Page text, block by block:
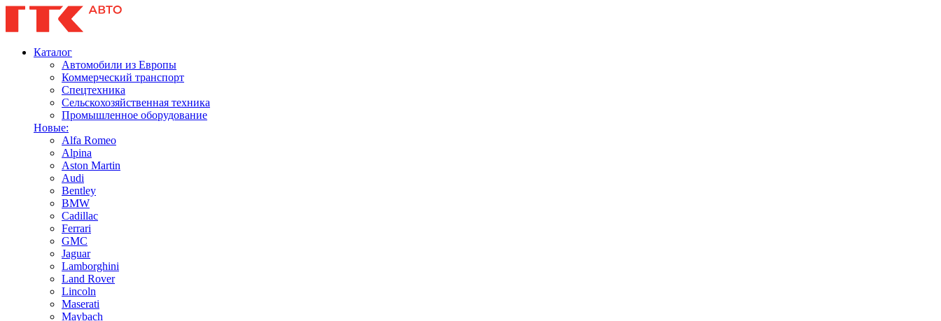
Каталог
Автомобили из Европы
Коммерческий транспорт
Спецтехника
Сельскохозяйственная техника
Промышленное оборудование
Новые:
Alfa Romeo
Alpina
Aston Martin
Audi
Bentley
BMW
Cadillac
Ferrari
GMC
Jaguar
Lamborghini
Land Rover
Lincoln
Maserati
Maybach